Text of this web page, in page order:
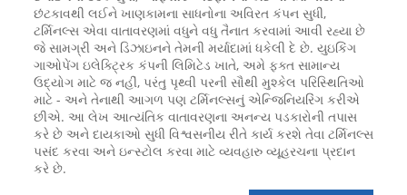
છંટકાવથી લઈને ખાણકામના સાધનોના અવિરત કંપન સુધી,
ટર્મિનલ્સ એવા વાતાવરણમાં વધુને વધુ તૈનાત કરવામાં આવી રહ્યા છે
જે સામગ્રી અને ડિઝાઇનને તેમની મર્યાદામાં ધકેલી દે છે. યુઇકિંગ
ગાઓપેંગ ઇલેક્ટ્રિક કંપની લિમિટેડ ખાતે, અમે ફક્ત સામાન્ય
ઉદ્યોગ માટે જ નહીં, પરંતુ પૃથ્વી પરની સૌથી મુશ્કેલ પરિસ્થિતિઓ
માટે - અને તેનાથી આગળ પણ ટર્મિનલ્સનું એન્જિનિયરિંગ કરીએ
છીએ. આ લેખ આત્યંતિક વાતાવરણના અનન્ય પડકારોની તપાસ
કરે છે અને દાયકાઓ સુધી વિશ્વસનીય રીતે કાર્ય કરશે તેવા ટર્મિનલ્સ
પસંદ કરવા અને ઇન્સ્ટોલ કરવા માટે વ્યવહારુ વ્યૂહરચના પ્રદાન
કરે છે.